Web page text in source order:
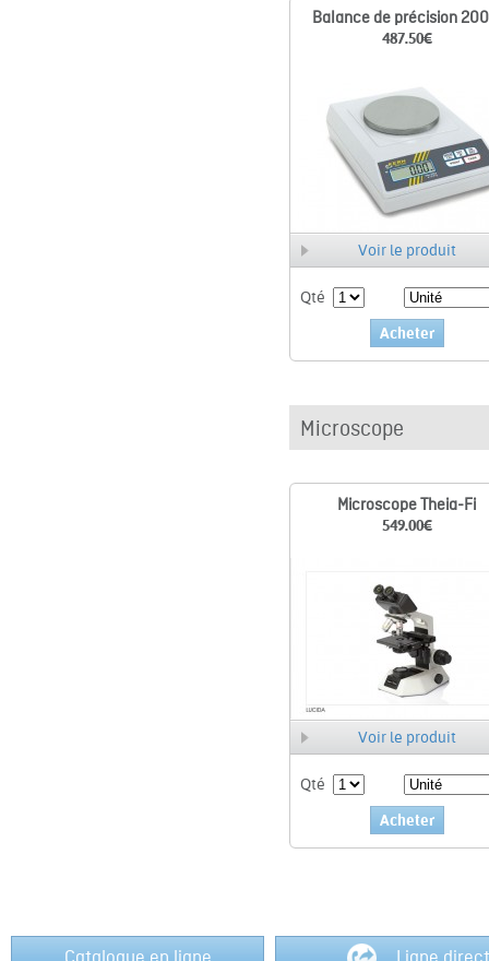
Balance de précision
487.50€
Voir le produit
Qté
Acheter
Microscope
Microscope Theia-Fi
549.00€
Voir le produit
Qté
Acheter